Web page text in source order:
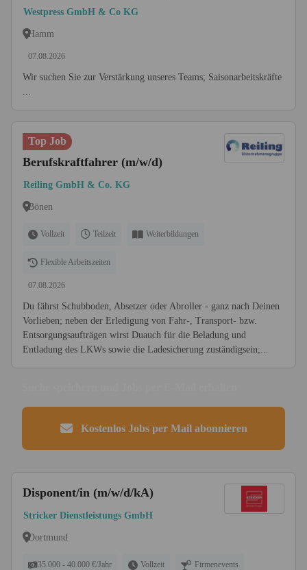
Westpress GmbH & Co KG
Hamm
07.08.2026
Wir suchen Sie zur Verstärkung unseres Teams; Saisonarbeitskräfte
...
Top Job
Berufskraftfahrer (m/w/d)
Reiling GmbH & Co. KG
Bönen
Vollzeit Teilzeit Weiterbildungen
Flexible Arbeitszeiten
07.08.2026
Du fährst Schubboden, Absetzer oder Abroller - ganz nach Deinen
Vorlieben; neben der Erledigung von Fahr-, Transport- bzw.
Entsorgungsaufträgen wirst Duauch für die Beladung und
Entladung des LKWs sowie die Ladesicherung zuständigsein;...
Kostenlos Jobs per Mail abonnieren
Disponent/in (m/w/d/kA)
Stricker Dienstleistungs GmbH
Dortmund
35.000 - 40.000 €/Jahr Vollzeit Firmenevents